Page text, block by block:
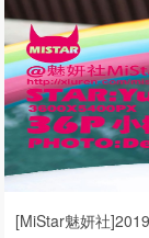
[MiStar魅妍社